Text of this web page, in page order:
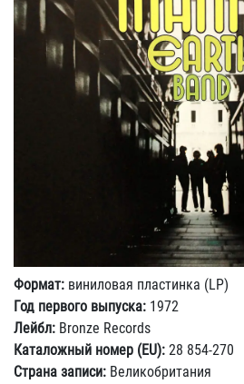
Формат: виниловая пластинка (LP)
Год первого выпуска: 1972
Лейбл: Bronze Records
Каталожный номер (EU): 28 854-270
Страна записи: Великобритания